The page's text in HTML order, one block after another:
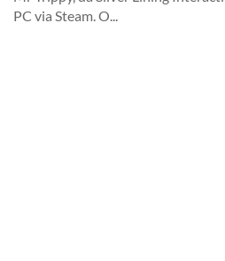
PC via Steam. O...